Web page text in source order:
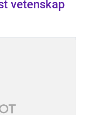
vetenskap